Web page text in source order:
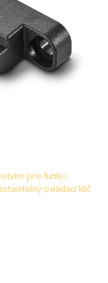
pro funkci
ovládací klíč